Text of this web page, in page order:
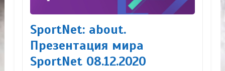
SportNet: about.
Презентация мира
SportNet 08.12.2020